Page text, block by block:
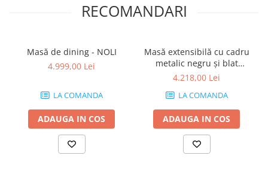
RECOMANDARI
Masă de dining - NOLI
4.999,00 Lei
LA COMANDA
ADAUGA IN COS
Masă extensibilă cu cadru
metalic negru și blat
laminat - IVAN 90
4.218,00 Lei
LA COMANDA
ADAUGA IN COS